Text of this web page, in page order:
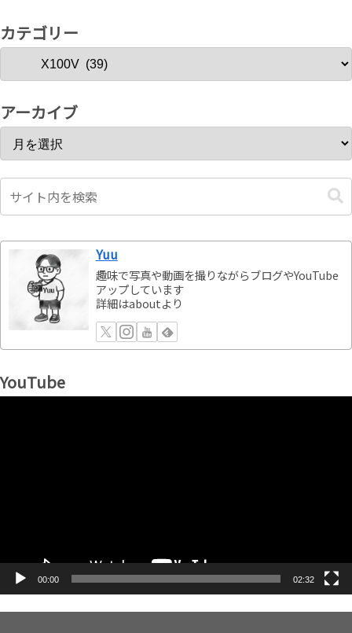
カテゴリー
アーカイブ
Yuu
趣味で写真や動画を撮りながらブログやYouTube
アップしています
詳細はaboutより
YouTube
00:00 02:32